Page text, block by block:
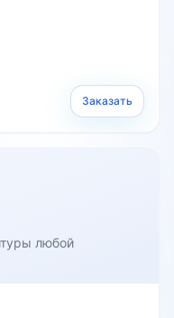
Заказать
любой